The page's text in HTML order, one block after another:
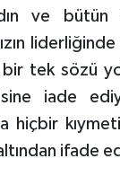
ve bütün
bir tek sözü
iade
hiçbir
ifade